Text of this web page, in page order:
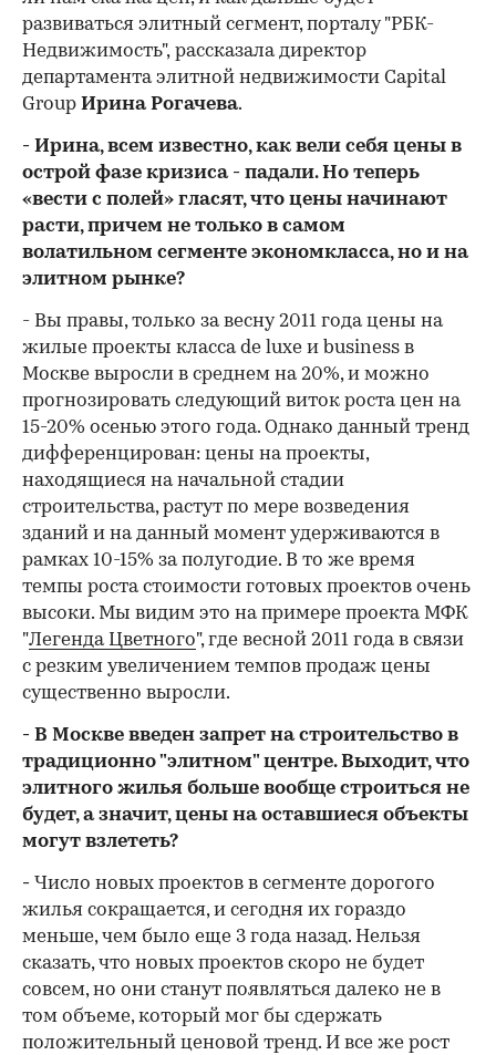
развиваться элитный сегмент, порталу "РБК-
Недвижимость", рассказала директор
департамента элитной недвижимости Capital
Group Ирина Рогачева.
- Ирина, всем известно, как вели себя цены в
острой фазе кризиса - падали. Но теперь
«вести с полей» гласят, что цены начинают
расти, причем не только в самом
волатильном сегменте экономкласса, но и на
элитном рынке?
- Вы правы, только за весну 2011 года цены на
жилые проекты класса de luxe и business в
Москве выросли в среднем на 20%, и можно
прогнозировать следующий виток роста цен на
15-20% осенью этого года. Однако данный тренд
дифференцирован: цены на проекты,
находящиеся на начальной стадии
строительства, растут по мере возведения
зданий и на данный момент удерживаются в
рамках 10-15% за полугодие. В то же время
темпы роста стоимости готовых проектов очень
высоки. Мы видим это на примере проекта МФК
"Легенда Цветного", где весной 2011 года в связи
с резким увеличением темпов продаж цены
существенно выросли.
- В Москве введен запрет на строительство в
традиционно "элитном" центре. Выходит, что
элитного жилья больше вообще строиться не
будет, а значит, цены на оставшиеся объекты
могут взлететь?
- Число новых проектов в сегменте дорогого
жилья сокращается, и сегодня их гораздо
меньше, чем было еще 3 года назад. Нельзя
сказать, что новых проектов скоро не будет
совсем, но они станут появляться далеко не в
том объеме, который мог бы сдержать
положительный ценовой тренд. И все же рост